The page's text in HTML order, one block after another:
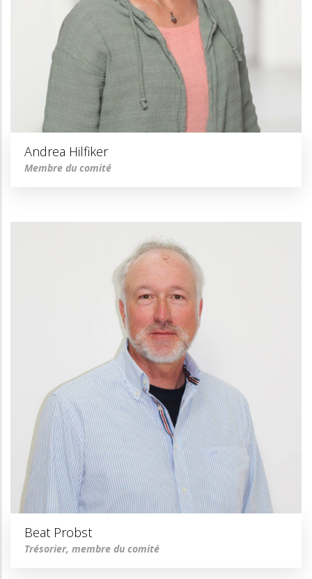
Andrea Hilfiker
Membre du comité
Beat Probst
Trésorier, membre du comité